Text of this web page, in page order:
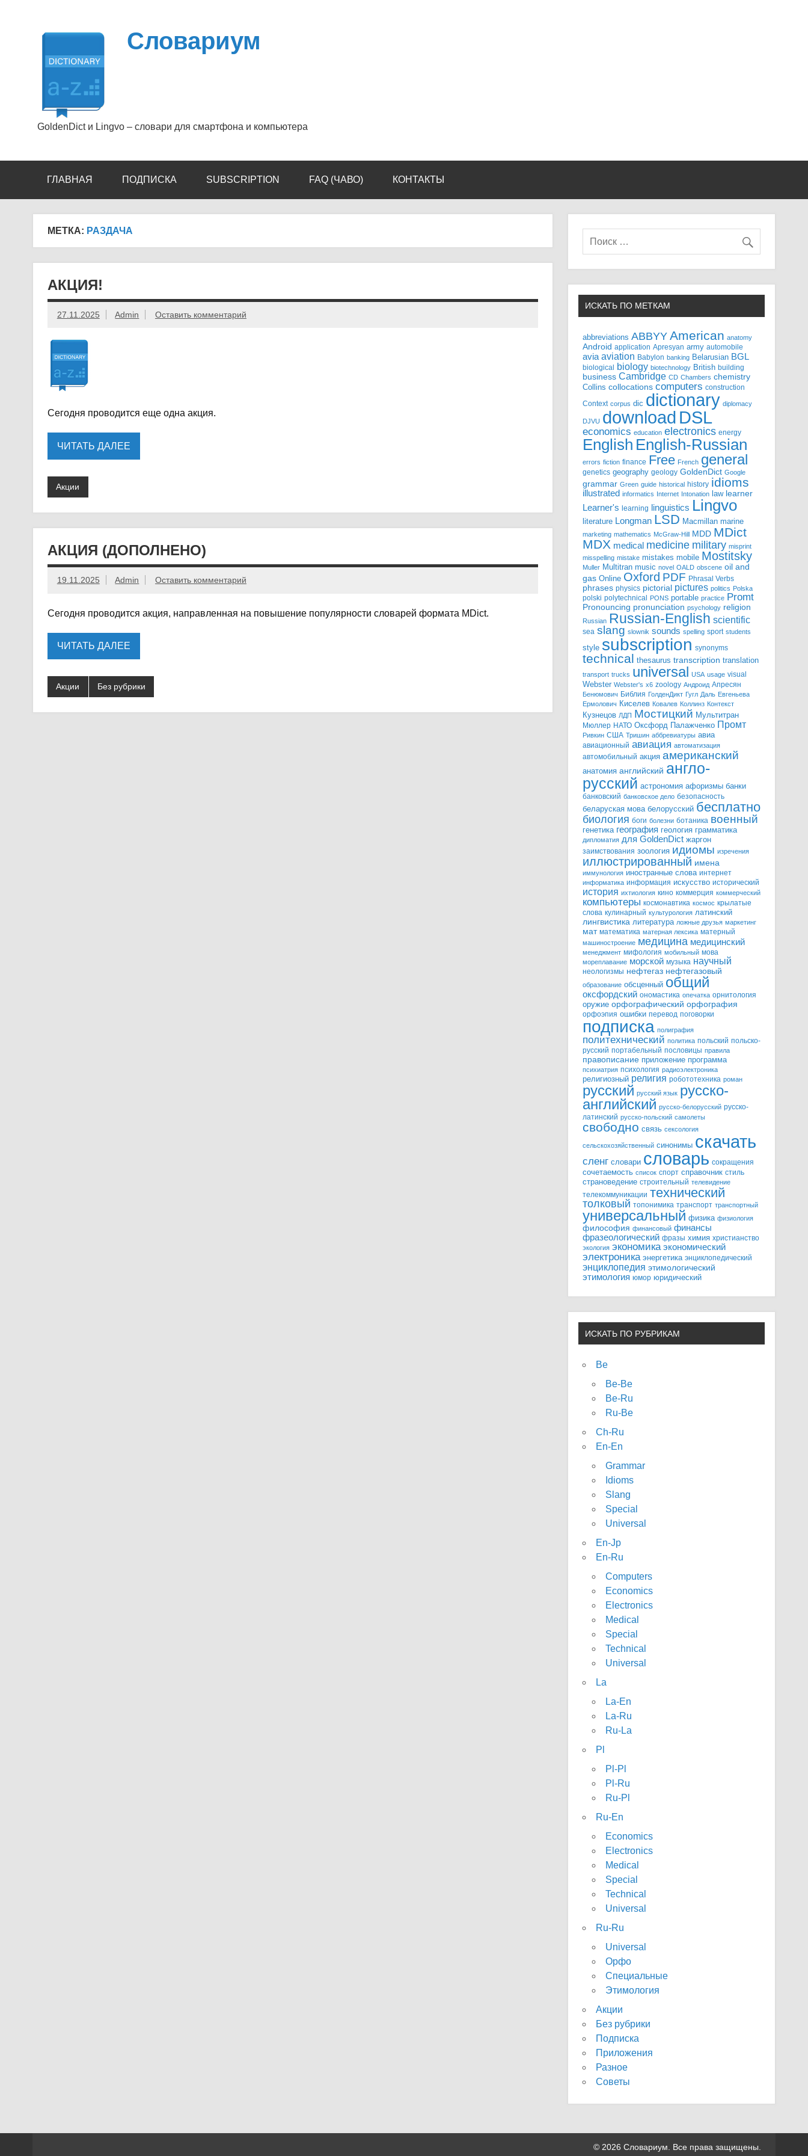
Словариум
GoldenDict и Lingvo – словари для смартфона и компьютера
ГЛАВНАЯ ПОДПИСКА SUBSCRIPTION FAQ (ЧАВО) КОНТАКТЫ
МЕТКА: РАЗДАЧА
АКЦИЯ!
27.11.2025 Admin Оставить комментарий
Сегодня проводится еще одна акция.
ЧИТАТЬ ДАЛЕЕ
Акции
АКЦИЯ (ДОПОЛНЕНО)
19.11.2025 Admin Оставить комментарий
Сегодня проводится акция, направленная на повышение популярности словарей формата MDict.
ЧИТАТЬ ДАЛЕЕ
Акции Без рубрики
ИСКАТЬ ПО МЕТКАМ
abbreviations ABBYY American anatomy
Android application Apresyan army automobile
avia aviation Babylon banking Belarusian BGL
biological biology biotechnology British building
business Cambridge CD Chambers chemistry
Collins collocations computers construction
Context corpus dic dictionary diplomacy
DJVU download DSL
economics education electronics energy
English English-Russian
errors fiction finance Free French general
genetics geography geology GoldenDict Google
grammar Green guide historical history idioms
illustrated informatics Internet Intonation law learner
Learner's learning linguistics Lingvo
literature Longman LSD Macmillan marine
marketing mathematics McGraw-Hill MDD MDict
MDX medical medicine military misprint
misspelling mistake mistakes mobile Mostitsky
Muller Multitran music novel OALD obscene oil and
gas Online Oxford PDF Phrasal Verbs
phrases physics pictorial pictures politics Polska
polski polytechnical PONS portable practice Promt
Pronouncing pronunciation psychology religion
Russian Russian-English scientific
sea slang slownik sounds spelling sport students
style subscription synonyms
technical thesaurus transcription translation
transport trucks universal USA usage visual
Webster Webster's x6 zoology Андроид Апресян
Бенюмович Библия ГолденДикт Гугл Даль Евгеньева
Ермолович Киселев Ковалев Коллинз Контекст
Кузнецов ЛДП Мостицкий Мультитран
Мюллер НАТО Оксфорд Палажченко Промт
Ривкин США Тришин аббревиатуры авиа
авиационный авиация автоматизация
автомобильный акция американский
анатомия английский англо-
русский астрономия афоризмы банки
банковский банковское дело безопасность
беларуская мова белорусский бесплатно
биология боги болезни ботаника военный
генетика география геология грамматика
дипломатия для GoldenDict жаргон
заимствования зоология идиомы изречения
иллюстрированный имена
иммунология иностранные слова интернет
информатика информация искусство исторический
история ихтиология кино коммерция коммерческий
компьютеры космонавтика космос крылатые
слова кулинарный культурология латинский
лингвистика литература ложные друзья маркетинг
мат математика матерная лексика матерный
машиностроение медицина медицинский
менеджмент мифология мобильный мова
мореплавание морской музыка научный
неологизмы нефтегаз нефтегазовый
образование обсценный общий
оксфордский ономастика опечатка орнитология
оружие орфографический орфография
орфоэпия ошибки перевод поговорки
подписка полиграфия
политехнический политика польский польско-
русский портабельный пословицы правила
правописание приложение программа
психиатрия психология радиоэлектроника
религиозный религия робототехника роман
русский русский язык русско-
английский русско-белорусский русско-
латинский русско-польский самолеты
свободно связь сексология
сельскохозяйственный синонимы скачать
сленг словари словарь сокращения
сочетаемость список спорт справочник стиль
страноведение строительный телевидение
телекоммуникации технический
толковый топонимика транспорт транспортный
универсальный физика физиология
философия финансовый финансы
фразеологический фразы химия христианство
экология экономика экономический
электроника энергетика энциклопедический
энциклопедия этимологический
этимология юмор юридический
ИСКАТЬ ПО РУБРИКАМ
Be
Be-Be
Be-Ru
Ru-Be
Ch-Ru
En-En
Grammar
Idioms
Slang
Special
Universal
En-Jp
En-Ru
Computers
Economics
Electronics
Medical
Special
Technical
Universal
La
La-En
La-Ru
Ru-La
Pl
Pl-Pl
Pl-Ru
Ru-Pl
Ru-En
Economics
Electronics
Medical
Special
Technical
Universal
Ru-Ru
Universal
Орфо
Специальные
Этимология
Акции
Без рубрики
Подписка
Приложения
Разное
Советы
© 2026 Словариум. Все права защищены.